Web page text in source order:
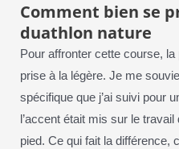
Comment bien se
duathlon nature
Pour affronter cette course,
prise à la légère. Je me
spécifique que j’ai suivi pour
l’accent était mis sur le
pied. Ce qui fait la différence,